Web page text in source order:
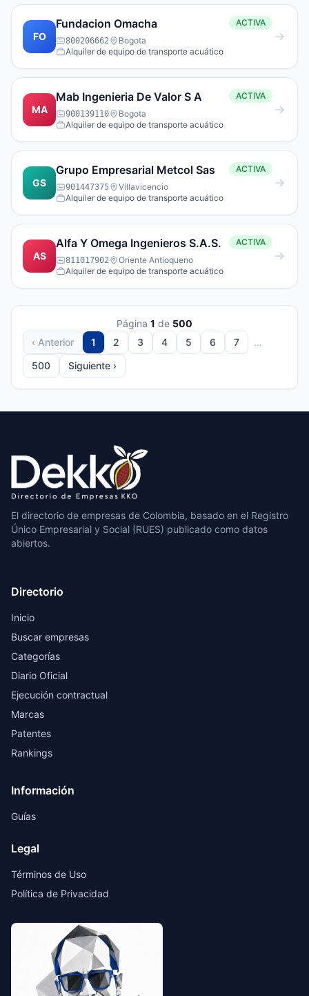
FO
Fundacion Omacha ACTIVA
800206662
Bogota
Alquiler de equipo de transporte acuático
MA
Mab Ingenieria De Valor S A ACTIVA
900139110
Bogota
Alquiler de equipo de transporte acuático
GS
Grupo Empresarial Metcol Sas ACTIVA
901447375
Villavicencio
Alquiler de equipo de transporte acuático
AS
Alfa Y Omega Ingenieros S.A.S. ACTIVA
811017902
Oriente Antioqueno
Alquiler de equipo de transporte acuático
Página 1 de 500
‹ Anterior
1 2 3 4 5 6 7
…
500
Siguiente ›
El directorio de empresas de Colombia, basado en el Registro
Único Empresarial y Social (RUES) publicado como datos
abiertos.
Directorio
Inicio
Buscar empresas
Categorías
Diario Oficial
Ejecución contractual
Marcas
Patentes
Rankings
Información
Guías
Legal
Términos de Uso
Política de Privacidad